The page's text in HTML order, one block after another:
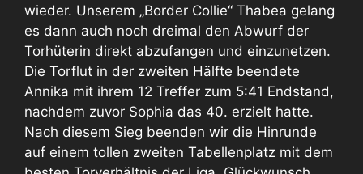
wieder. Unserem „Border Collie“ Thabea gelang
es dann auch noch dreimal den Abwurf der
Torhüterin direkt abzufangen und einzunetzen.
Die Torflut in der zweiten Hälfte beendete
Annika mit ihrem 12 Treffer zum 5:41 Endstand,
nachdem zuvor Sophia das 40. erzielt hatte.
Nach diesem Sieg beenden wir die Hinrunde
auf einem tollen zweiten Tabellenplatz mit dem